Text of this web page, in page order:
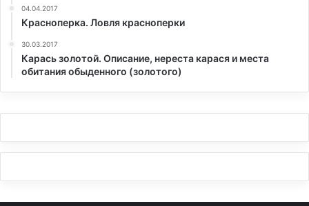
04.04.2017
Красноперка. Ловля красноперки
30.03.2017
Карась золотой. Описание, нереста карася и места
обитания обыденного (золотого)